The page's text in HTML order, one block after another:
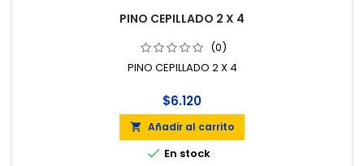
PINO CEPILLADO 2 X 4
(0)
PINO CEPILLADO 2 X 4
$6.120
 Añadir al carrito
 En stock